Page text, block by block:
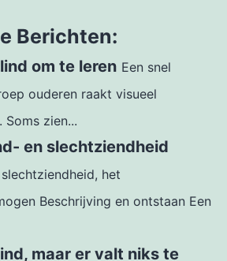
Berichten:
om te leren Een snel
ouderen raakt visueel
zien...
en slechtziendheid
het
Beschrijving en ontstaan Een
maar er valt niks te